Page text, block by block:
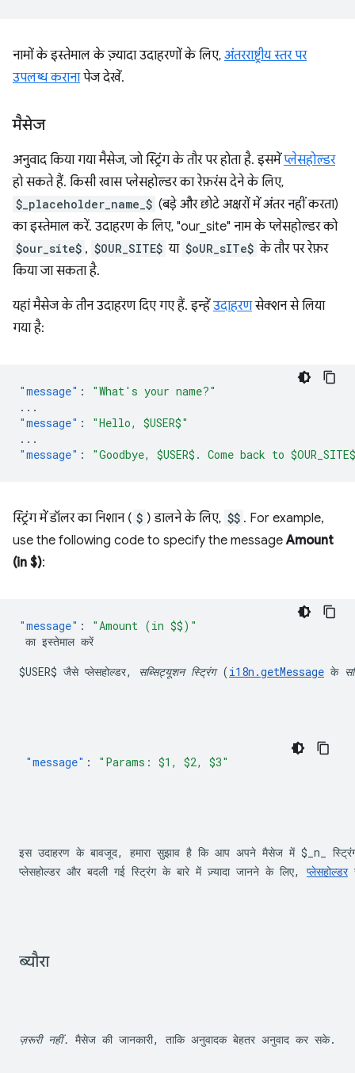
नामों के इस्तेमाल के ज़्यादा उदाहरणों के लिए, अंतरराष्ट्रीय स्तर पर
उपलब्ध करानापेज देखें.
मैसेज
अनुवाद किया गया मैसेज, जो स्ट्रिंग के तौर पर होता है. इसमेंप्लेसहोल्डर
हो सकते हैं. किसी खास प्लेसहोल्डर का रेफ़रंस देने के लिए,
$_placeholder_name_$ (बड़े और छोटे अक्षरों में अंतर नहीं करता)
का इस्तेमाल करें. उदाहरण के लिए, "our_site" नाम के प्लेसहोल्डर को
$our_site$ , $OUR_SITE$ या $oUR_sITe$ के तौर पर रेफ़र
किया जा सकता है.
यहां मैसेज के तीन उदाहरण दिए गए हैं. इन्हें उदाहरणसेक्शन से लिया
गया है:
"message" :
"What's your name?"
...
"message" :
"Hello, $USER$"
...
"message" : "Goodbye, $USER$. Come back to
स्ट्रिंग में डॉलर का निशान ( $ ) डालने के लिए, $$ . For example,
use the following code to specify the messageAmount
(in $):
"message" :
$USER$ जैसे प्लेसहोल्डर, सब्सिट्यूशन स्ट्रिंग (i18n.getMessage के
"message" : "Params: $1, $2, $3"
इस उदाहरण के बावजूद, हमारा सुझाव है कि आप अपने मैसेज में $_n_
प्लेसहोल्डर और बदली गई स्ट्रिंग के बारे में ज़्यादा जानने के लिए, प्लेसहोल्डर
ब्यौरा
ज़रूरी नहीं. मैसेज की जानकारी, ताकि अनुवादक बेहतर अनुवाद कर सके.